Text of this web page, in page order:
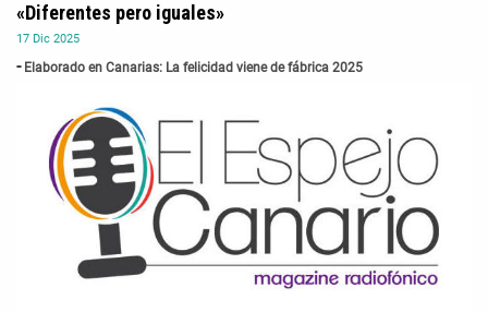
17 Dic 2025
Elaborado en Canarias: La felicidad viene de fábrica 2025
«Diferentes pero iguales»